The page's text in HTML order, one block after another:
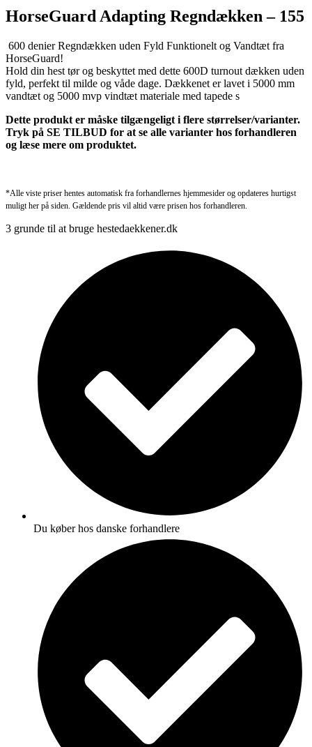
HorseGuard Adapting Regndækken – 155
600 denier Regndækken uden Fyld Funktionelt og Vandtæt fra
HorseGuard!
Hold din hest tør og beskyttet med dette 600D turnout dækken uden
fyld, perfekt til milde og våde dage. Dækkenet er lavet i 5000 mm
vandtæt og 5000 mvp vindtæt materiale med tapede s
Dette produkt er måske tilgængeligt i flere størrelser/varianter.
Tryk på SE TILBUD for at se alle varianter hos forhandleren
og læse mere om produktet.
*Alle viste priser hentes automatisk fra forhandlernes hjemmesider og opdateres hurtigst
muligt her på siden. Gældende pris vil altid være prisen hos forhandleren.
3 grunde til at bruge hestedaekkener.dk
Du køber hos danske forhandlere